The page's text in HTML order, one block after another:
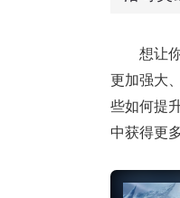
想让
更加强大
些如何提
中获得更